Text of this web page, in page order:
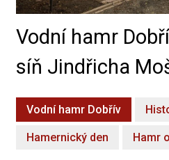
Vodní hamr
síň Jindřicha
Vodní hamr Dobřív
Hamernický den Hamr